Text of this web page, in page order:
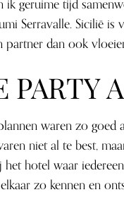
geruime tijd
Serravalle. Sicilië
partner dan ook
PARTY
waren zo
niet al te best,
het hotel waar
zo kennen en